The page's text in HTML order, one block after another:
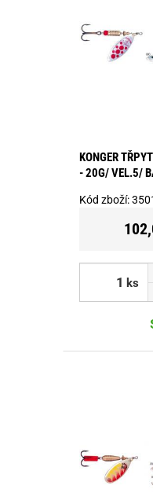
KONGER
- 20G/ VEL.5/
Kód zboží:
ks